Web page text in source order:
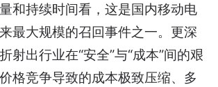
和持续时间看，这是国内移动电
最大规模的召回事件之一。更深
射出行业在“安全”与“成本”间的艰
格竞争导致的成本极致压缩、多